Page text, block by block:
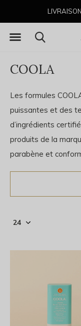
COOLA
Les formules
puissantes et des
d’ingrédients
produits de la
parabène et